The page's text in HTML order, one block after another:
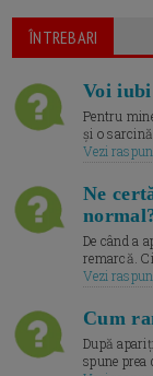
ÎNTREBARI
Voi
Pentru
și o
Vezi
Ne
De când a
remarcă.
Vezi
Cum
După
spune prea